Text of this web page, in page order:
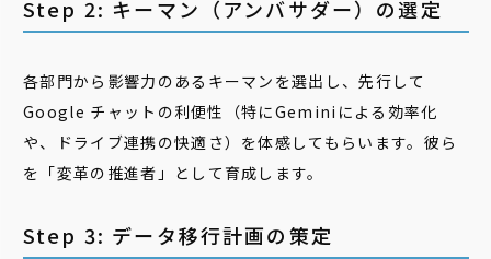
Step 2: キーマン（アンバサダー）の選定
各部門から影響力のあるキーマンを選出し、先行して
Google チャットの利便性（特にGeminiによる効率化
や、ドライブ連携の快適さ）を体感してもらいます。彼ら
を「変革の推進者」として育成します。
Step 3: データ移行計画の策定